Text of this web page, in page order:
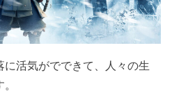
活気がでできて、人々の生